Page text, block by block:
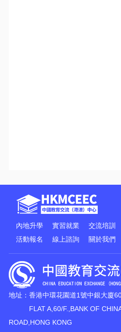
內地升學 實習就業 交流培訓
活動報名
線上諮詢 關於我們
地址：香港中環花園道1號中銀大廈
FLAT A,60/F.,BANK OF CHINA
ROAD,HONG KONG